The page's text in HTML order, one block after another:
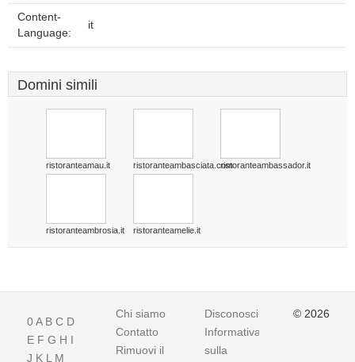
Content-
Language:
it
Domini simili
ristoranteamau.it ristoranteambasciata.comristoranteambassador.it
ristoranteambrosia.it ristoranteamelie.it
0A B C D
E F G H I
J K L M
Chi siamo
Contatto
Rimuovi il
Disconoscimento
Informativa
sulla
© 2026